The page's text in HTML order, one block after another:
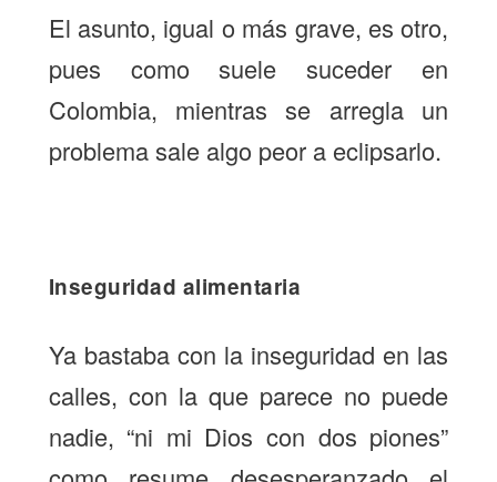
El asunto, igual o más grave, es otro,
pues como suele suceder en
Colombia, mientras se arregla un
problema sale algo peor a eclipsarlo.
Inseguridad alimentaria
Ya bastaba con la inseguridad en las
calles, con la que parece no puede
nadie, “ni mi Dios con dos piones”